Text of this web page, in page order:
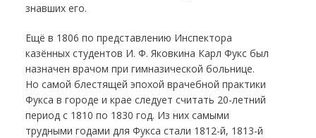
знавших его.
Ещё в 1806 по представлению Инспектора
казённых студентов И. Ф. Яковкина Карл Фукс был
назначен врачом при гимназической больнице.
Но самой блестящей эпохой врачебной практики
Фукса в городе и крае следует считать 20-летний
период с 1810 по 1830 год. Из них самыми
трудными годами для Фукса стали 1812-й, 1813-й